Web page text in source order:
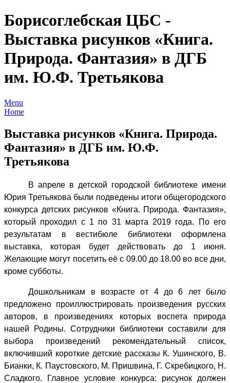
Борисоглебская ЦБС -
Выставка рисунков «Книга.
Природа. Фантазия» в ДГБ
им. Ю.Ф. Третьякова
Menu
Home
Выставка рисунков «Книга. Природа.
Фантазия» в ДГБ им. Ю.Ф.
Третьякова
В апреле в детской городской библиотеке имени
Юрия Третьякова были подведены итоги общегородского
конкурса детских рисунков «Книга. Природа. Фантазия»,
который проходил с 1 по 31 марта 2019 года. По его
результатам в вестибюле библиотеки оформлена
выставка, которая будет действовать до 1 июня.
Желающие могут посетить её с 09.00 до 18.00 во все дни,
кроме субботы.
Дошкольникам в возрасте от 4 до 6 лет было
предложено проиллюстрировать произведения русских
авторов, в произведениях которых воспета природа
нашей Родины. Сотрудники библиотеки составили для
выбора произведений рекомендательный список,
включивший короткие детские рассказы К. Ушинского, В.
Бианки, К. Паустовского, М. Пришвина, Г. Скребицкого, Н.
Сладкого. Главное условие конкурса: рисунок должен
апреле
в
детской
библиотеке
имени
Третьякова
были
итоги
общегородского
конкурса
рисунков
«Книга.
Природа.
Фантазия»,
который
проходил
марта
2019
года.
По
его
результатам